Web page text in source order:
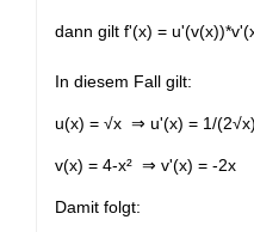
dann gilt f'(x) =
In diesem Fall gilt:
u(x) = √x ⇒ u'(x) = 1/(2√x)
v(x) = 4-x² ⇒ v'(x) = -2x
Damit folgt: